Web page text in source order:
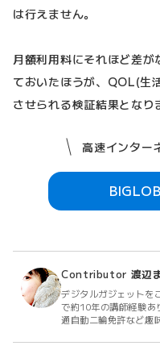
は行えません。
月額利用料にそれほど差
ておいたほうが、QOL(生
させられる検証結果となり
高速インター
Contributor 渡辺
デジタルガジェットを
で約10年の講師経験
通自動二輪免許など趣